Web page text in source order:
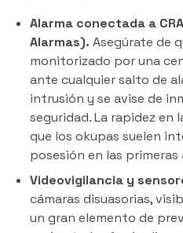
Alarma conectada a
Alarmas). Asegúrate de
monitorizado por una
ante cualquier salto de
intrusión y se avise de
seguridad. La rapidez en
que los okupas suelen
posesión en las primeras
Videovigilancia y
cámaras disuasorias,
un gran elemento de